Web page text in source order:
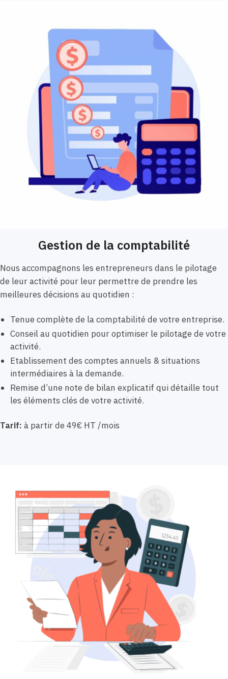
Gestion de la comptabilité
Nous accompagnons les entrepreneurs dans le pilotage
de leur activité pour leur permettre de prendre les
meilleures décisions au quotidien :
Tenue complète de la comptabilité de votre entreprise.
Conseil au quotidien pour optimiser le pilotage de votre
activité.
Etablissement des comptes annuels & situations
intermédiaires à la demande.
Remise d’une note de bilan explicatif qui détaille tout
les éléments clés de votre activité.
Tarif: à partir de 49€ HT /mois